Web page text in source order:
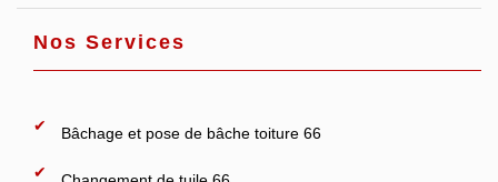
Nos Services
Bâchage et pose de bâche toiture 66